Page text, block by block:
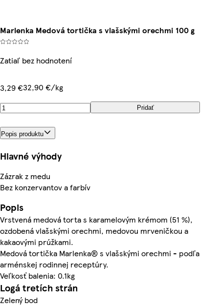
Marlenka Medová tortička s vlašskými orechmi 100 g
Zatiaľ bez hodnotení
3,29 €32,90 €/kg
Pridať
Popis produktu
Hlavné výhody
Zázrak z medu
Bez konzervantov a farbív
Popis
Vrstvená medová torta s karamelovým krémom (51 %),
ozdobená vlašskými orechmi, medovou mrveničkou a
kakaovými prúžkami.
Medová tortička Marlenka® s vlašskými orechmi - podľa
arménskej rodinnej receptúry.
Veľkosť balenia: 0.1kg
Logá tretích strán
Zelený bod